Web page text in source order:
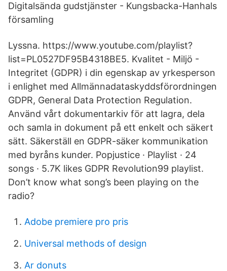
Digitalsända gudstjänster - Kungsbacka-Hanhals
församling
Lyssna. https://www.youtube.com/playlist?
list=PL0527DF95B4318BE5. Kvalitet - Miljö -
Integritet (GDPR) i din egenskap av yrkesperson
i enlighet med Allmännadataskyddsförordningen
GDPR, General Data Protection Regulation.
Använd vårt dokumentarkiv för att lagra, dela
och samla in dokument på ett enkelt och säkert
sätt. Säkerställ en GDPR-säker kommunikation
med byråns kunder. Popjustice · Playlist · 24
songs · 5.7K likes GDPR Revolution99 playlist.
Don’t know what song’s been playing on the
radio?
Adobe premiere pro pris
Universal methods of design
Ar donuts